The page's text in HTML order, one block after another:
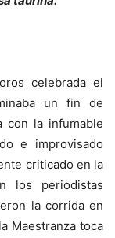
celebrada el
un fin de
con la infumable
e improvisado
criticado en la
los periodistas
la corrida en
Maestranza toca